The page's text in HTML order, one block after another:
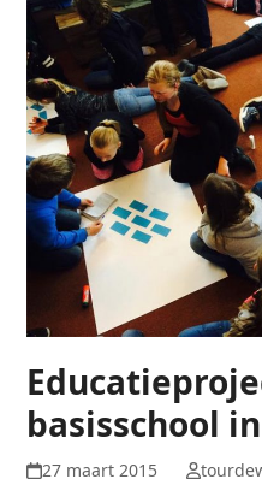
basisschool
27 maart 2015